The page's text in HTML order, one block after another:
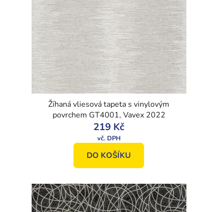
Žíhaná vliesová tapeta s vinylovým
povrchem GT4001, Vavex 2022
219 Kč
DO KOŠÍKU